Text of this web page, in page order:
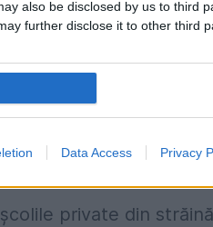
also be disclosed by us to third
further disclose it to other third
Data Access Privacy
teme și că nu a făcut
private din